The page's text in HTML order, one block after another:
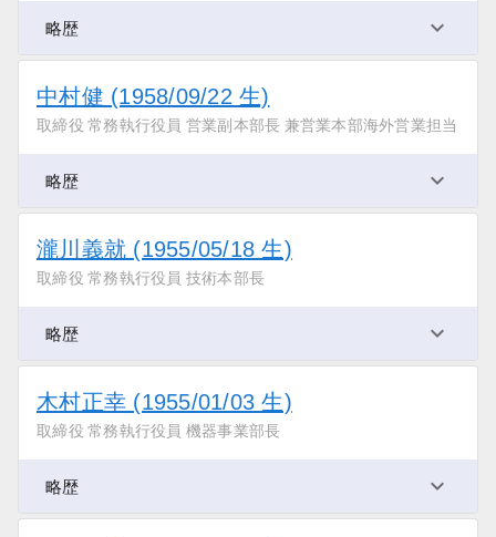
略歴
中村健 (1958/09/22 生)
取締役 常務執行役員 営業副本部長 兼営業本部海外営業担当
略歴
瀧川義就 (1955/05/18 生)
取締役 常務執行役員 技術本部長
略歴
木村正幸 (1955/01/03 生)
取締役 常務執行役員 機器事業部長
略歴